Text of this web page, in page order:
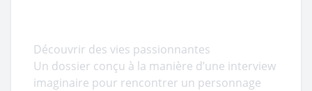
Découvrir des vies passionnantes
Un dossier conçu à la manière d’une interview
imaginaire pour rencontrer un personnage